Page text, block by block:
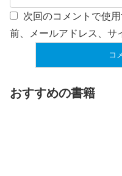
次回のコメントで使
前、メールアドレス、サ
おすすめの書籍